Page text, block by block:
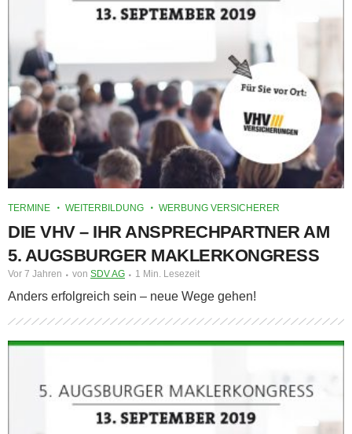
TERMINE WEITERBILDUNG WERBUNG VERSICHERER
DIE VHV – IHR ANSPRECHPARTNER AM
5. AUGSBURGER MAKLERKONGRESS
Vor 7 Jahren von SDV AG 1 Min. Lesezeit
Anders erfolgreich sein – neue Wege gehen!